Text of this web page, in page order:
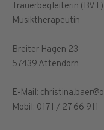
Trauerbegleiterin (BVT)
Musiktherapeutin
Breiter Hagen 23
57439 Attendorn
E-Mail:
Mobil: 0171 / 27 66 911